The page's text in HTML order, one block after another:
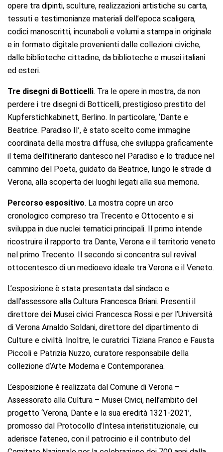
opere tra dipinti, sculture, realizzazioni artistiche su carta,
tessuti e testimonianze materiali dell’epoca scaligera,
codici manoscritti, incunaboli e volumi a stampa in originale
e in formato digitale provenienti dalle collezioni civiche,
dalle biblioteche cittadine, da biblioteche e musei italiani
ed esteri.
Tre disegni di Botticelli. Tra le opere in mostra, da non
perdere i tre disegni di Botticelli, prestigioso prestito del
Kupferstichkabinett, Berlino. In particolare, ‘Dante e
Beatrice. Paradiso II’, è stato scelto come immagine
coordinata della mostra diffusa, che sviluppa graficamente
il tema dell’itinerario dantesco nel Paradiso e lo traduce nel
cammino del Poeta, guidato da Beatrice, lungo le strade di
Verona, alla scoperta dei luoghi legati alla sua memoria.
Percorso espositivo. La mostra copre un arco
cronologico compreso tra Trecento e Ottocento e si
sviluppa in due nuclei tematici principali. Il primo intende
ricostruire il rapporto tra Dante, Verona e il territorio veneto
nel primo Trecento. Il secondo si concentra sul revival
ottocentesco di un medioevo ideale tra Verona e il Veneto.
L’esposizione è stata presentata dal sindaco e
dall’assessore alla Cultura Francesca Briani. Presenti il
direttore dei Musei civici Francesca Rossi e per l’Università
di Verona Arnaldo Soldani, direttore del dipartimento di
Culture e civiltà. Inoltre, le curatrici Tiziana Franco e Fausta
Piccoli e Patrizia Nuzzo, curatore responsabile della
collezione d’Arte Moderna e Contemporanea.
L’esposizione è realizzata dal Comune di Verona –
Assessorato alla Cultura – Musei Civici, nell’ambito del
progetto ‘Verona, Dante e la sua eredità 1321-2021’,
promosso dal Protocollo d’Intesa interistituzionale, cui
aderisce l’ateneo, con il patrocinio e il contributo del